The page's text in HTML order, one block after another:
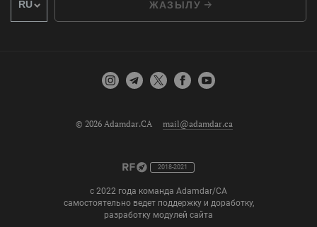
ЖАЗЫЛУ
© 2026 Adamdar.CA mail@adamdar.ca
2018-2021
с 2022 года команда Adamdar/CA
самостоятельно ведет поддержку и доработку,
разработку модулей сайта